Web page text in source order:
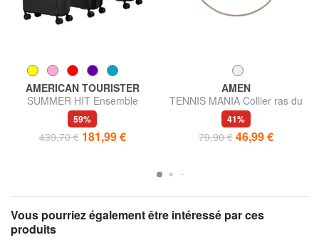
AMERICAN TOURISTER
SUMMER HIT Ensemble
cabine + trolley moyen + grand
59%
439,70 € 181,99 €
AMEN
TENNIS MANIA Collier ras du
cou avec zircone
41%
79,90 € 46,99 €
Vous pourriez également être intéressé par ces
produits